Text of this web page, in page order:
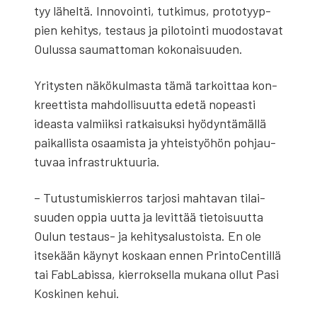
tyy lähel­tä. Inno­voin­ti, tut­ki­mus, pro­to­tyyp­
pien kehi­tys, tes­taus ja pilo­toin­ti muo­dos­ta­vat
Oulus­sa sau­mat­to­man koko­nai­suu­den.
Yri­tys­ten näkö­kul­mas­ta tämä tar­koit­taa kon­
kreet­tis­ta mah­dol­li­suut­ta ede­tä nopeas­ti
ideas­ta val­miik­si rat­kai­suk­si hyö­dyn­tä­mäl­lä
pai­kal­lis­ta osaa­mis­ta ja yhteis­työ­hön poh­jau­
tu­vaa infra­struk­tuu­ria.
– Tutus­tu­mis­kier­ros tar­jo­si mah­ta­van tilai­
suu­den oppia uut­ta ja levit­tää tie­toi­suut­ta
Oulun tes­taus- ja kehi­ty­sa­lus­tois­ta. En ole
itse­kään käy­nyt kos­kaan ennen Prin­toCen­til­lä
tai FabLa­bis­sa, kier­rok­sel­la muka­na ollut Pasi
Kos­ki­nen kehui.